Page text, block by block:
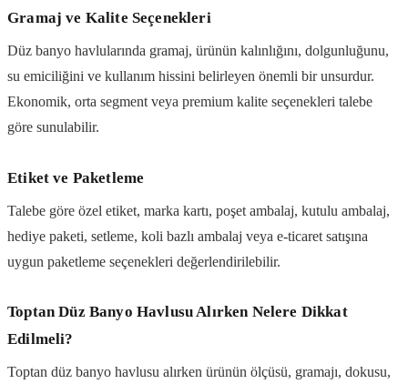
Gramaj ve Kalite Seçenekleri
Düz banyo havlularında gramaj, ürünün kalınlığını, dolgunluğunu,
su emiciliğini ve kullanım hissini belirleyen önemli bir unsurdur.
Ekonomik, orta segment veya premium kalite seçenekleri talebe
göre sunulabilir.
Etiket ve Paketleme
Talebe göre özel etiket, marka kartı, poşet ambalaj, kutulu ambalaj,
hediye paketi, setleme, koli bazlı ambalaj veya e-ticaret satışına
uygun paketleme seçenekleri değerlendirilebilir.
Toptan Düz Banyo Havlusu Alırken Nelere Dikkat
Edilmeli?
Toptan düz banyo havlusu alırken ürünün ölçüsü, gramajı, dokusu,